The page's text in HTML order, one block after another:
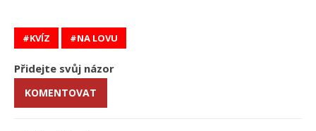
KVÍZ NA LOVU
Přidejte svůj názor
KOMENTOVAT